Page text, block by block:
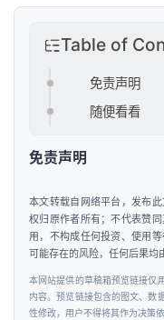
Table of
免责声明
随便看看
免责声明
本文转载自网络平台，发布
权归原作者所有；不代表赞
用，不构成任何投资、使用
可能存在的风险，任何后果均
本网站提供的草稿箱预览链接仅
内容。预览链接包含的图文、数
性修改，用户不得将其作为决策